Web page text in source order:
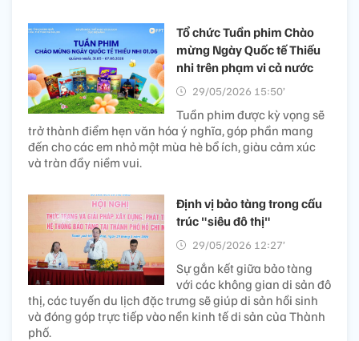
Tổ chức Tuần phim Chào
mừng Ngày Quốc tế Thiếu
nhi trên phạm vi cả nước
29/05/2026 15:50’
Tuần phim được kỳ vọng sẽ
trở thành điểm hẹn văn hóa ý nghĩa, góp phần mang
đến cho các em nhỏ một mùa hè bổ ích, giàu cảm xúc
và tràn đầy niềm vui.
Định vị bảo tàng trong cấu
trúc "siêu đô thị"
29/05/2026 12:27’
Sự gắn kết giữa bảo tàng
với các không gian di sản đô
thị, các tuyến du lịch đặc trưng sẽ giúp di sản hồi sinh
và đóng góp trực tiếp vào nền kinh tế di sản của Thành
phố.